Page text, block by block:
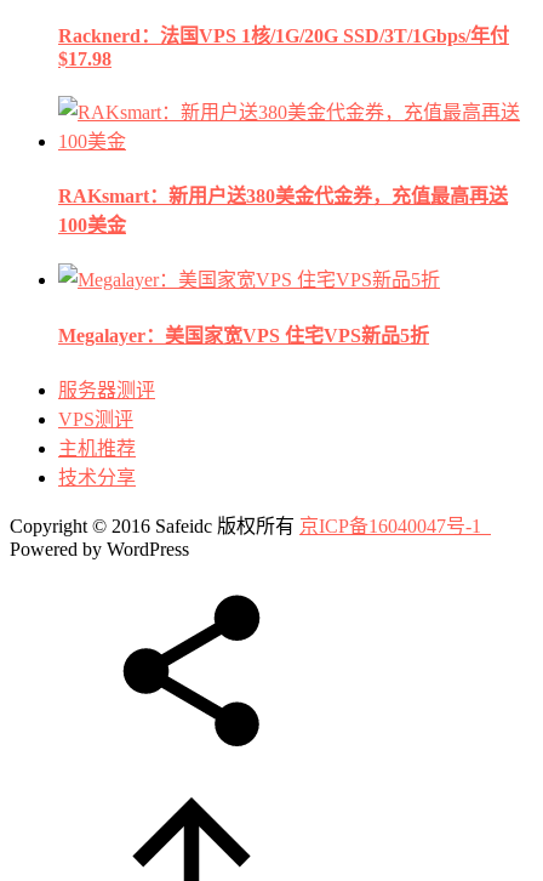
Racknerd：法国VPS 1核/1G/20G SSD/3T/1Gbps/年付
$17.98
RAKsmart：新用户送380美金代金券，充值最高再送
100美金
Megalayer：美国家宽VPS 住宅VPS新品5折
服务器测评
VPS测评
主机推荐
技术分享
Copyright © 2016 Safeidc 版权所有 京ICP备16040047号-1
Powered by WordPress